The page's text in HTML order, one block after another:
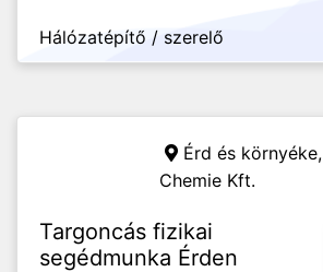
Hálózatépítő / szerelő
Érd és környéke,
Chemie Kft.
Targoncás fizikai
segédmunka Érden